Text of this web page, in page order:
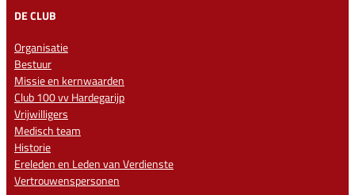
DE CLUB
Organisatie
Bestuur
Missie en kernwaarden
Club 100 vv Hardegarijp
Vrijwilligers
Medisch team
Historie
Ereleden en Leden van Verdienste
Vertrouwenspersonen